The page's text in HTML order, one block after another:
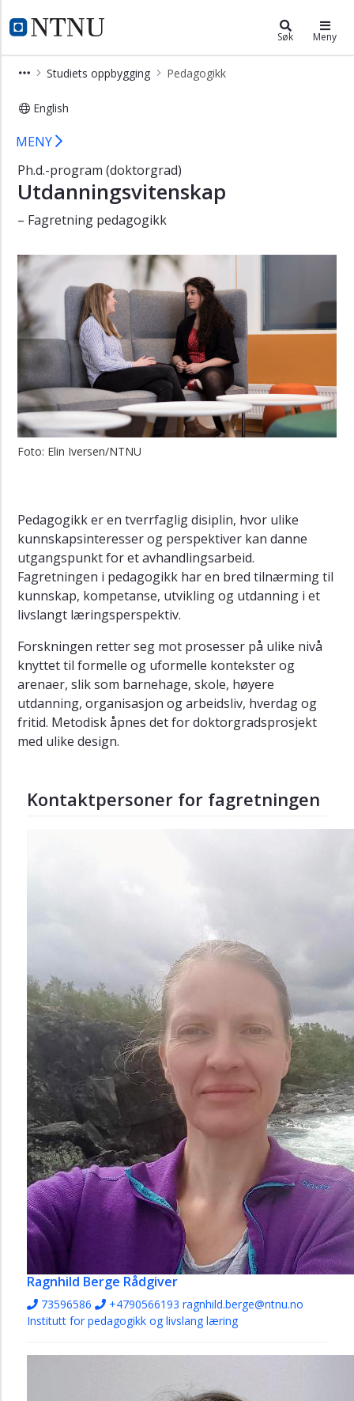
NTNU Hjemmeside
Utdanningsvitenskap (PHUV)
Søk Meny
Studiets oppbygging Pedagogikk
English
Pedagogikk -
×
Studiets
startside
Læringsutbytte
oppbygging
Pedagogikk
Lærerprofesjons-
og
skoleforskning
Tverrfaglig
barndomsforskning
Jobbmuligheter
Søk
opptak
Kontakt
Disputaser
MENY
Ph.d.-program (doktorgrad)
Utdanningsvitenskap
– Fagretning pedagogikk
Foto: Elin Iversen/NTNU
Pedagogikk er en tverrfaglig disiplin, hvor ulike
kunnskapsinteresser og perspektiver kan danne
utgangspunkt for et avhandlingsarbeid.
Fagretningen i pedagogikk har en bred tilnærming til
kunnskap, kompetanse, utvikling og utdanning i et
livslangt læringsperspektiv.
Forskningen retter seg mot prosesser på ulike nivå
knyttet til formelle og uformelle kontekster og
arenaer, slik som barnehage, skole, høyere
utdanning, organisasjon og arbeidsliv, hverdag og
fritid. Metodisk åpnes det for doktorgradsprosjekt
med ulike design.
Kontaktpersoner for fagretningen
Ragnhild Berge Rådgiver
73596586 +4790566193 ragnhild.berge@ntnu.no
Institutt for pedagogikk og livslang læring